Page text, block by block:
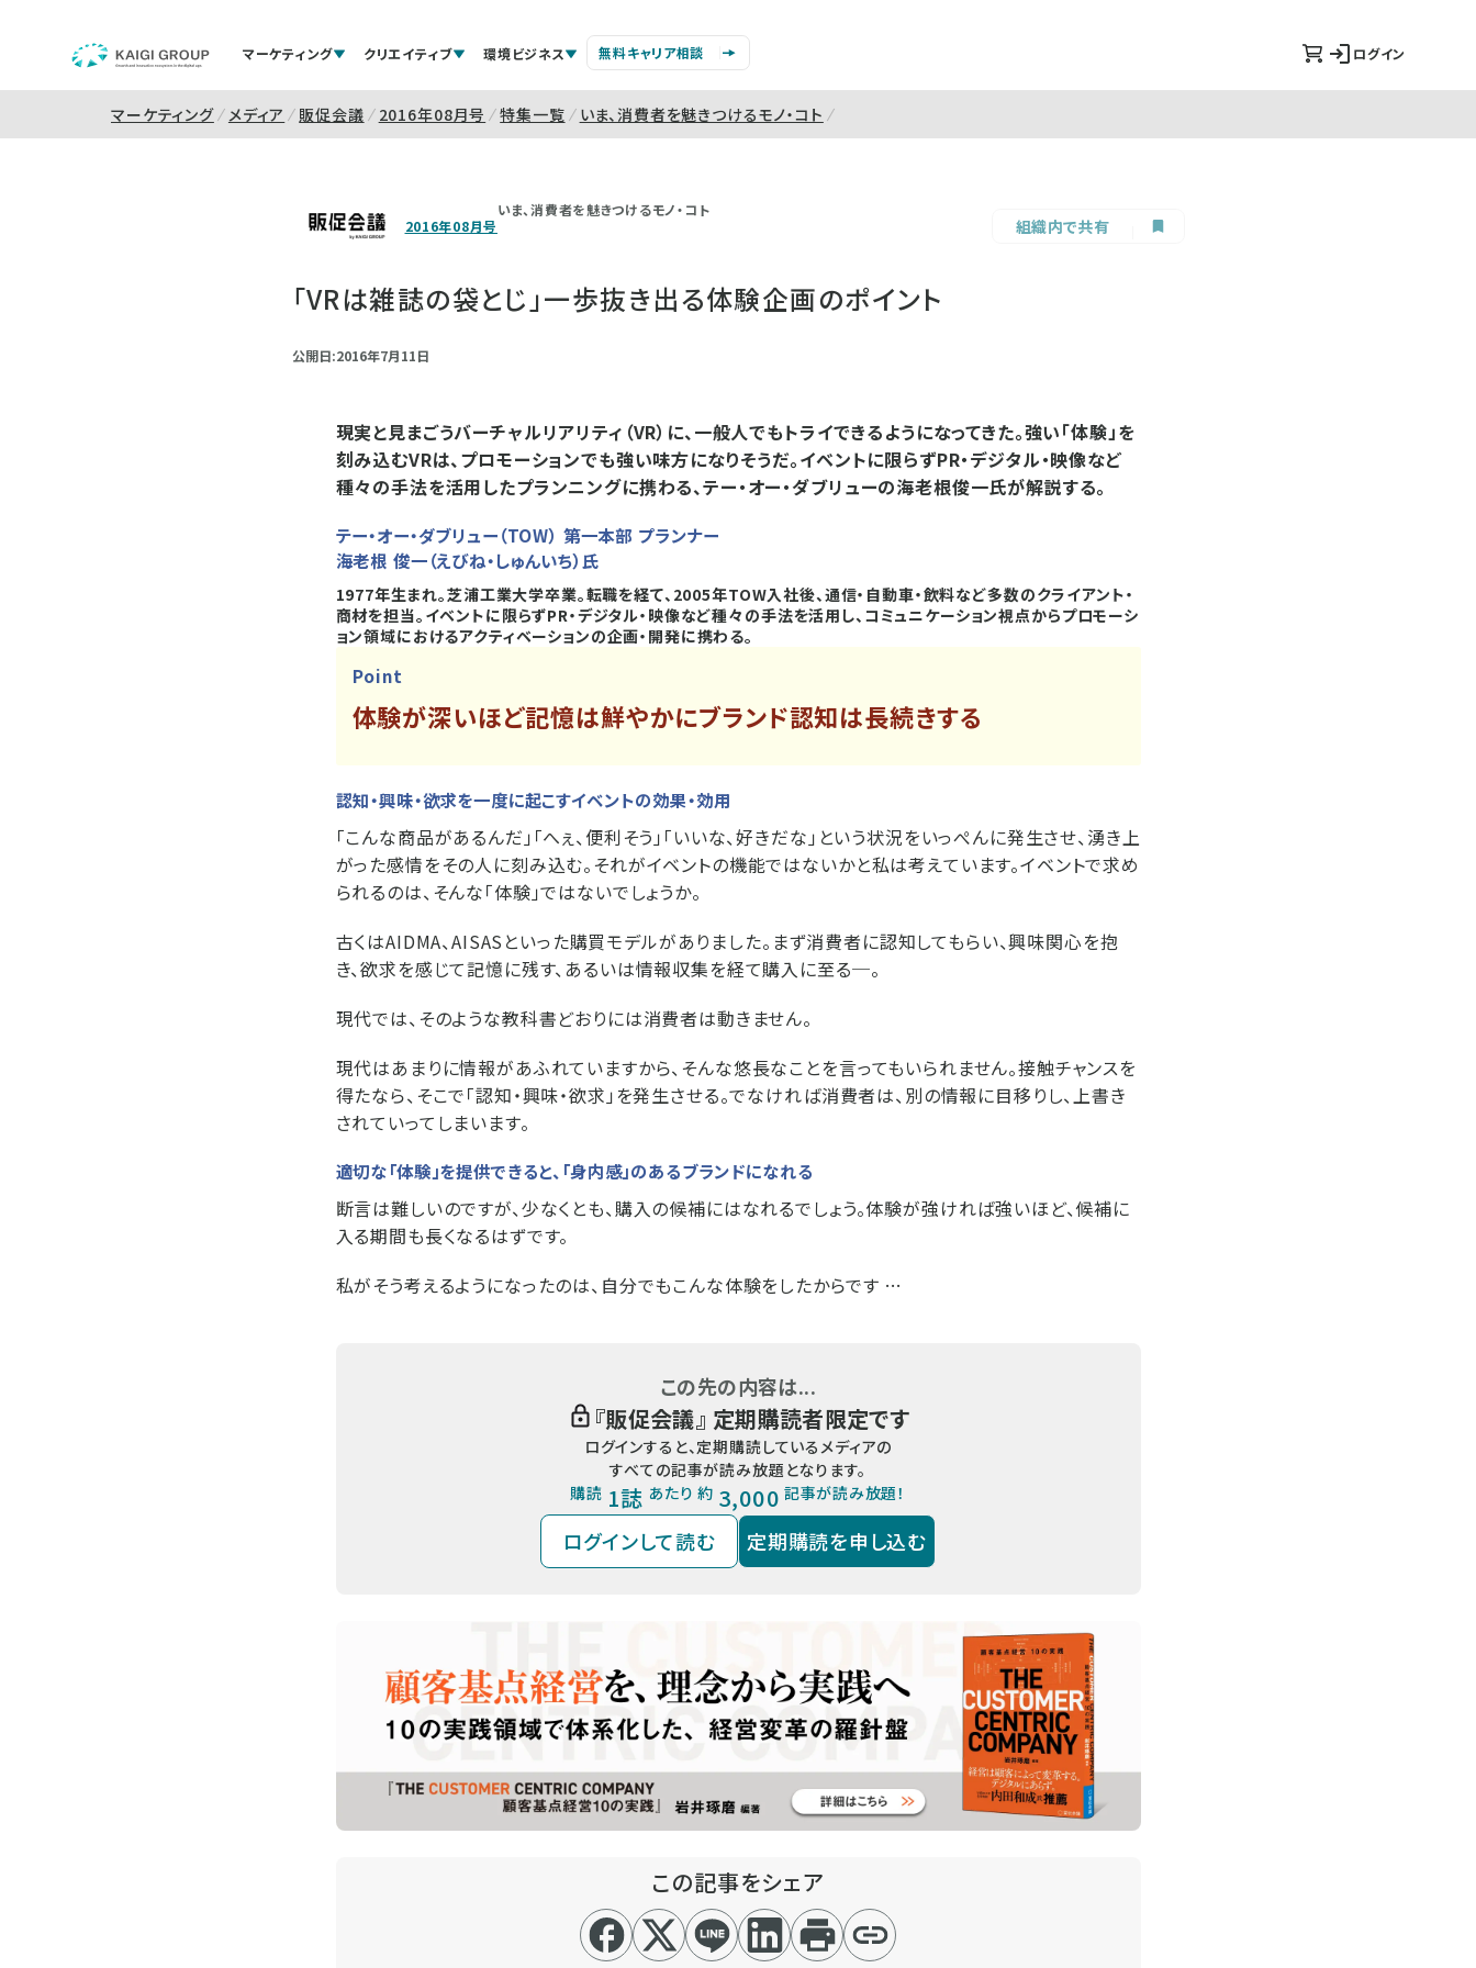
マーケティング クリエイティブ 環境ビジネス 無料キャリア相談 ログイン
マーケティング メディア 販促会議 2016年08月号 特集一覧 いま、消費者を魅きつけるモノ・コト
2016年08月号
いま、消費者を魅きつけるモノ・コト
組織内で共有
「VRは雑誌の袋とじ」一歩抜き出る体験企画のポイント
公開日:2016年7月11日
現実と見まごうバーチャルリアリティ（VR）に、一般人でもトライできるようになってきた。強い「体験」を
刻み込むVRは、プロモーションでも強い味方になりそうだ。イベントに限らずPR・デジタル・映像など
種々の手法を活用したプランニングに携わる、テー・オー・ダブリューの海老根俊一氏が解説する。
テー・オー・ダブリュー（TOW） 第一本部 プランナー
海老根 俊一（えびね・しゅんいち）氏
1977年生まれ。芝浦工業大学卒業。転職を経て、2005年TOW入社後、通信・自動車・飲料など多数のクライアント・
商材を担当。イベントに限らずPR・デジタル・映像など種々の手法を活用し、コミュニケーション視点からプロモーシ
ョン領域におけるアクティベーションの企画・開発に携わる。
Point
体験が深いほど記憶は鮮やかにブランド認知は長続きする
認知・興味・欲求を一度に起こすイベントの効果・効用
「こんな商品があるんだ」「へぇ、便利そう」「いいな、好きだな」という状況をいっぺんに発生させ、湧き上
がった感情をその人に刻み込む。それがイベントの機能ではないかと私は考えています。イベントで求め
られるのは、そんな「体験」ではないでしょうか。
古くはAIDMA、AISASといった購買モデルがありました。まず消費者に認知してもらい、興味関心を抱
き、欲求を感じて記憶に残す、あるいは情報収集を経て購入に至る─。
現代では、そのような教科書どおりには消費者は動きません。
現代はあまりに情報があふれていますから、そんな悠長なことを言ってもいられません。接触チャンスを
得たなら、そこで「認知・興味・欲求」を発生させる。でなければ消費者は、別の情報に目移りし、上書き
されていってしまいます。
適切な「体験」を提供できると、「身内感」のあるブランドになれる
断言は難しいのですが、少なくとも、購入の候補にはなれるでしょう。体験が強ければ強いほど、候補に
入る期間も長くなるはずです。
私がそう考えるようになったのは、自分でもこんな体験をしたからです …
この先の内容は...
『販促会議』 定期購読者限定です
ログインすると、定期購読しているメディアの
すべての記事が読み放題となります。
購読 1誌 あたり 約 3,000 記事が読み放題！
ログインして読む 定期購読を申し込む
この記事をシェア